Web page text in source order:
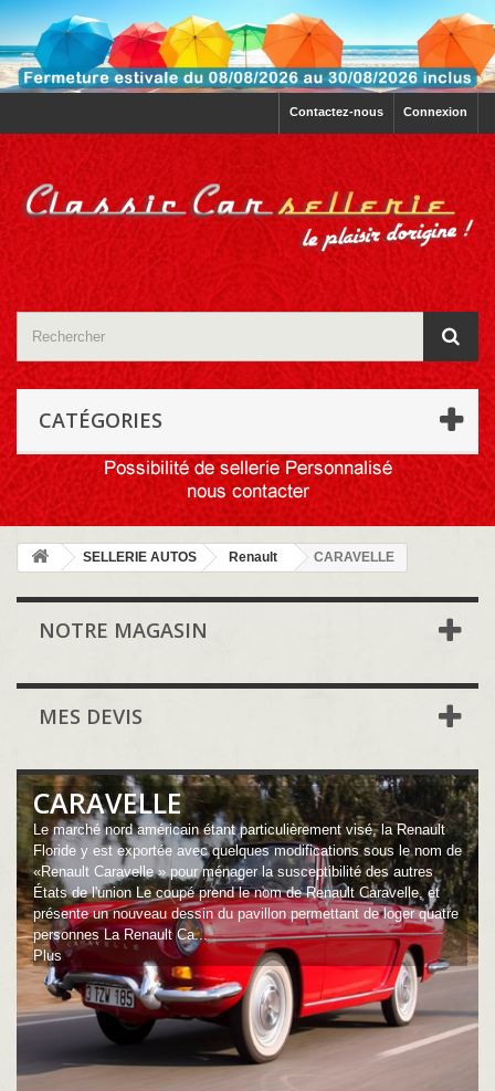
Connexion
Contactez-nous
CATÉGORIES
SELLERIE AUTOS Renault CARAVELLE
NOTRE MAGASIN
MES DEVIS
CARAVELLE
Le marché nord américain étant particulièrement visé, la Renault
Floride y est exportée avec quelques modifications sous le nom de
«Renault Caravelle » pour ménager la susceptibilité des autres
États de l'union Le coupé prend le nom de Renault Caravelle, et
présente un nouveau dessin du pavillon permettant de loger quatre
personnes La Renault Ca...
Plus